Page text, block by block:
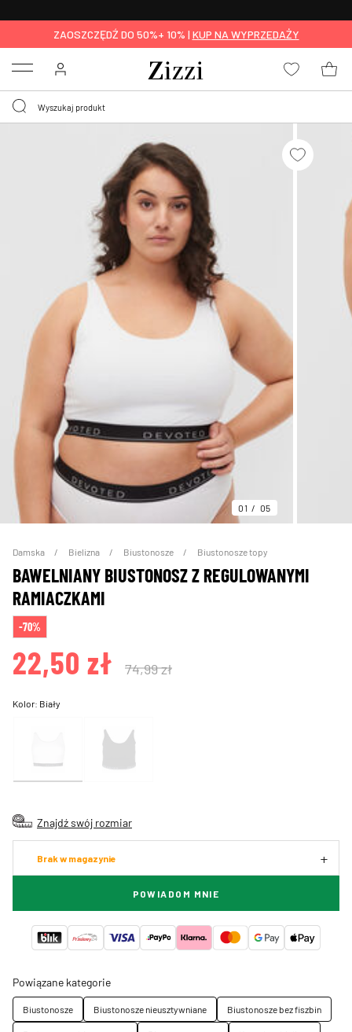
ZAOSZCZĘDŹ DO 50%+ 10% | KUP NA WYPRZEDAŻY
Menu
01 05
Damska Bielizna Biustonosze Biustonosze topy
BAWELNIANY BIUSTONOSZ Z REGULOWANYMI
RAMIACZKAMI
-70%
22,50 zł 74,99 zł
Kolor: Biały
Znajdź swój rozmiar
Brak w magazynie
POWIADOM MNIE
Powiązane kategorie
Biustonosze Biustonosze nieusztywniane
Biustonosze bez fiszbin